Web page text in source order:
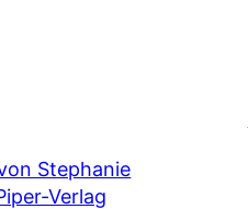
Stephanie
Verlag